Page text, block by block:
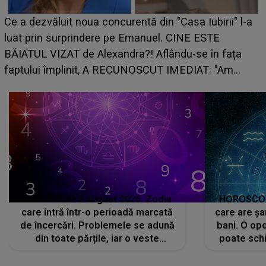
HOROSCOP de weekend, 8-9 august 2026. Zodia
care riscă să rămână fără bani. O decizie luată în
grabă îi aduce pierderi semnificative și îi dă toate
planurile peste cap
HOROSCOP 7 august 2026. Zodia
care intră într-o perioadă marcată
de încercări. Problemele se adună
din toate părțile, iar o veste
care are
bani. O
poate